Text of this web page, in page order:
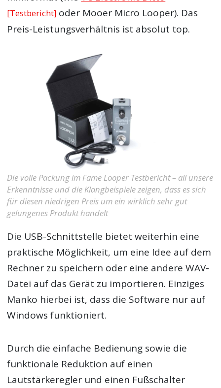
[Testbericht] oder Mooer Micro Looper). Das
Preis-Leistungsverhältnis ist absolut top.
Die volle Packung im Fame Looper Testbericht – all unsere
Erkenntnisse und die Klangbeispiele zeigen, dass es sich
für diesen niedrigen Preis um ein wirklich sehr gut
gelungenes Produkt handelt
Die USB-Schnittstelle bietet weiterhin eine
praktische Möglichkeit, um eine Idee auf dem
Rechner zu speichern oder eine andere WAV-
Datei auf das Gerät zu importieren. Einziges
Manko hierbei ist, dass die Software nur auf
Windows funktioniert.
Durch die einfache Bedienung sowie die
funktionale Reduktion auf einen
Lautstärkeregler und einen Fußschalter